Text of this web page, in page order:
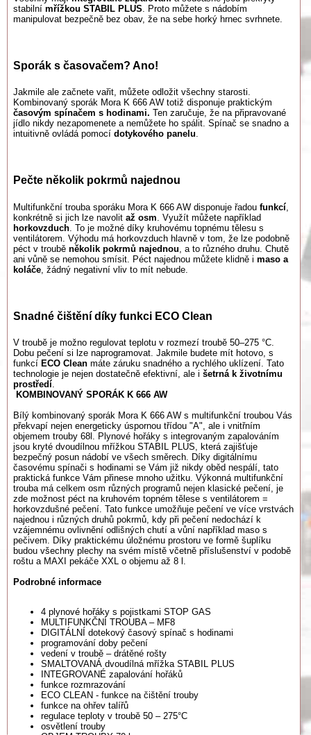
stabilní mřížkou STABIL PLUS . Proto můžete s nádobím
manipulovat bezpečně bez obav, že na sebe horký hrnec svrhnete.
Sporák s časovačem? Ano!
Jakmile ale začnete vařit, můžete odložit všechny starosti.
Kombinovaný sporák Mora K 666 AW totiž disponuje praktickým
časovým spínačem s hodinami. Ten zaručuje, že na připravované
jídlo nikdy nezapomenete a nemůžete ho spálit. Spínač se snadno a
intuitivně ovládá pomocí dotykového panelu.
Pečte několik pokrmů najednou
Multifunkční trouba sporáku Mora K 666 AW disponuje řadou funkcí
konkrétně si jich lze navolit až osm . Využít můžete například
horkovzduch . To je možné díky kruhovému topnému tělesu s
ventilátorem. Výhodu má horkovzduch hlavně v tom, že lze podobně
péct v troubě několik pokrmů najednou , a to různého druhu. Chutě
ani vůně se nemohou smísit. Péct najednou můžete klidně i maso a
koláče , žádný negativní vliv to mít nebude.
Snadné čištění díky funkci ECO Clean
V troubě je možno regulovat teplotu v rozmezí troubě 50–275 °C.
Dobu pečení si lze naprogramovat. Jakmile budete mít hotovo, s
funkcí ECO Clean máte záruku snadného a rychlého uklízení. Tato
technologie je nejen dostatečně efektivní, ale i šetrná k životnímu
prostředí.
KOMBINOVANÝ SPORÁK K 666 AW
Bílý kombinovaný sporák Mora K 666 AW s multifunkční troubou Vás
překvapí nejen energeticky úspornou třídou "A", ale i vnitřním
objemem trouby 68l. Plynové hořáky s integrovaným zapalováním
jsou kryté dvoudílnou mřížkou STABIL PLUS, která zajišťuje
bezpečný posun nádobí ve všech směrech. Díky digitálnímu
časovému spínači s hodinami se Vám již nikdy oběd nespálí, tato
praktická funkce Vám přinese mnoho užitku. Výkonná multifunkční
trouba má celkem osm různých programů nejen klasické pečení, je
zde možnost péct na kruhovém topném tělese s ventilátorem =
horkovzdušné pečení. Tato funkce umožňuje pečení ve více vrstvách
najednou i různých druhů pokrmů, kdy při pečení nedochází k
vzájemnému ovlivnění odlišných chutí a vůní například maso s
pečivem. Díky praktickému úložnému prostoru ve formě šuplíku
budou všechny plechy na svém místě včetně příslušenství v podobě
roštu a MAXI pekáče XXL o objemu až 8 l.
Podrobné informace
4 plynové hořáky s pojistkami STOP GAS
MULTIFUNKČNÍ TROUBA – MF8
DIGITÁLNÍ dotekový časový spínač s hodinami
programování doby pečení
vedení v troubě – drátěné rošty
SMALTOVANÁ dvoudílná mřížka STABIL PLUS
INTEGROVANÉ zapalování hořáků
funkce rozmrazování
ECO CLEAN - funkce na čištění trouby
funkce na ohřev talířů
regulace teploty v troubě 50 – 275°C
osvětlení trouby